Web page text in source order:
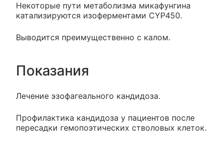
Некоторые пути метаболизма микафунгина
катализируются изоферментами CYP450.
Выводится преимущественно с калом.
Показания
Лечение эзофагеального кандидоза.
Профилактика кандидоза у пациентов после
пересадки гемопоэтических стволовых клеток.